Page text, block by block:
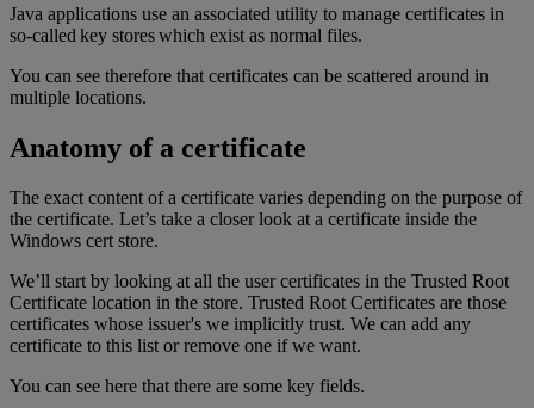
Java applications use an associated utility to manage certificates in
so-called key stores which exist as normal files.
You can see therefore that certificates can be scattered around in
multiple locations.
Anatomy of a certificate
The exact content of a certificate varies depending on the purpose of
the certificate. Let’s take a closer look at a certificate inside the
Windows cert store.
We’ll start by looking at all the user certificates in the Trusted Root
Certificate location in the store. Trusted Root Certificates are those
certificates whose issuer's we implicitly trust. We can add any
certificate to this list or remove one if we want.
You can see here that there are some key fields.